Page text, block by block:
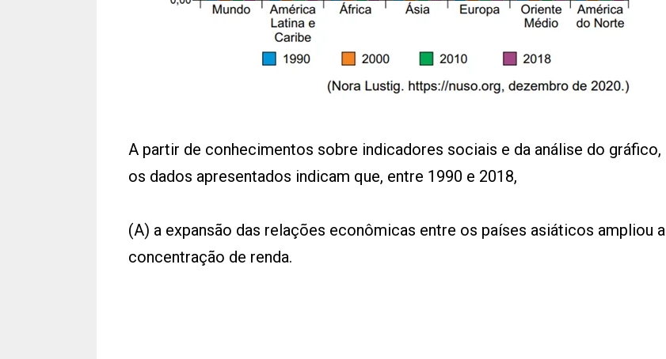
A partir de conhecimentos sobre indicadores sociais e da análise do gráfico,
os dados apresentados indicam que, entre 1990 e 2018,
(A) a expansão das relações econômicas entre os países asiáticos ampliou a
concentração de renda.